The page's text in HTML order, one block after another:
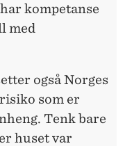
kompetanse
med
også Norges
som er
Tenk bare
huset var